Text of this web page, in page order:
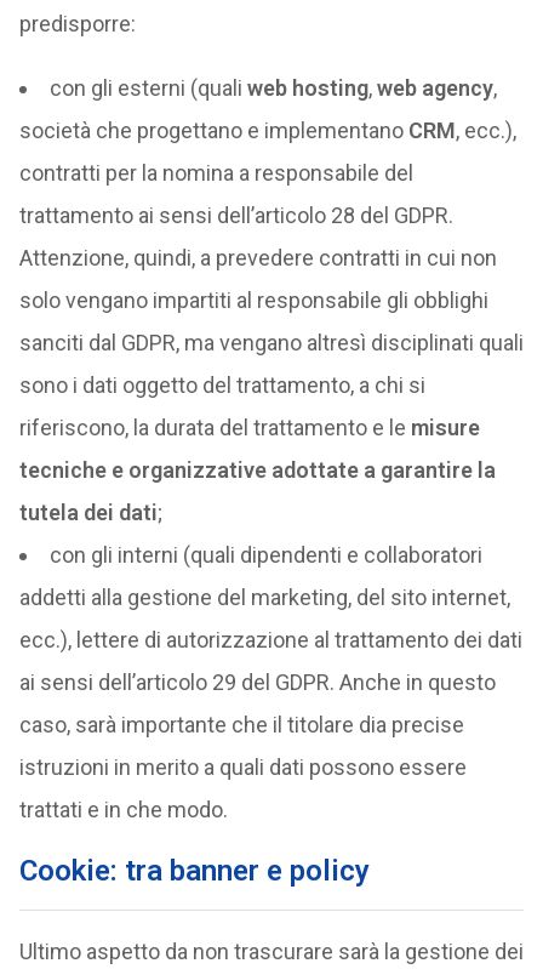
predisporre:
con gli esterni (quali web hosting,web agency,
società che progettano e implementano CRM, ecc.),
contratti per la nomina a responsabile del
trattamento ai sensi dell’articolo 28 del GDPR.
Attenzione, quindi, a prevedere contratti in cui non
solo vengano impartiti al responsabile gli obblighi
sanciti dal GDPR, ma vengano altresì disciplinati quali
sono i dati oggetto del trattamento, a chi si
riferiscono, la durata del trattamento e le misure
tecniche e organizzative adottate a garantire la
tutela dei dati;
con gli interni (quali dipendenti e collaboratori
addetti alla gestione del marketing, del sito internet,
ecc.), lettere di autorizzazione al trattamento dei dati
ai sensi dell’articolo 29 del GDPR. Anche in questo
caso, sarà importante che il titolare dia precise
istruzioni in merito a quali dati possono essere
trattati e in che modo.
Cookie: tra banner e policy
Ultimo aspetto da non trascurare sarà la gestione dei